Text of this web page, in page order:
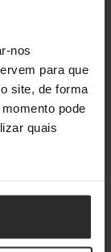
nos
para que
site, de forma
pode
quais